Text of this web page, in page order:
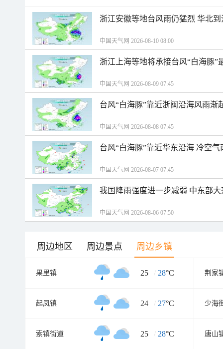
浙江安徽等地台风雨仍猛烈 华北
中国天气网 2026-08-10 08:00
浙江上海等地将承接台风“白海豚”
中国天气网 2026-08-09 07:45
台风“白海豚”靠近浙闽沿海风雨渐
中国天气网 2026-08-08 07:45
台风“白海豚”靠近华东沿海 冷空
中国天气网 2026-08-07 07:45
我国降雨强度进一步减弱 中东部
中国天气网 2026-08-06 07:50
周边地区 周边景点 周边乡镇
果里镇 25 / 28°C 荆家
起凤镇 24 / 27°C 少海
索镇街道 25 / 28°C 唐山